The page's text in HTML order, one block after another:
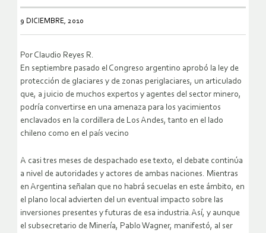
9 DICIEMBRE, 2010
Por Claudio Reyes R.
En septiembre pasado el Congreso argentino aprobó la ley de
protección de glaciares y de zonas periglaciares, un articulado
que, a juicio de muchos expertos y agentes del sector minero,
podría convertirse en una amenaza para los yacimientos
enclavados en la cordillera de Los Andes, tanto en el lado
chileno como en el país vecino
A casi tres meses de despachado ese texto, el debate continúa
a nivel de autoridades y actores de ambas naciones. Mientras
en Argentina señalan que no habrá secuelas en este ámbito, en
el plano local advierten del un eventual impacto sobre las
inversiones presentes y futuras de esa industria.Así, y aunque
el subsecretario de Minería, Pablo Wagner, manifestó, al ser